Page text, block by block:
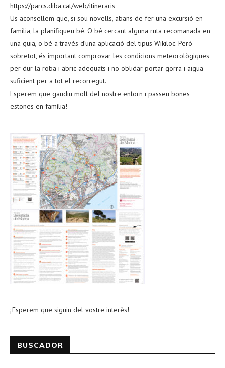
https://parcs.diba.cat/web/itineraris
Us aconsellem que, si sou novells, abans de fer una excursió en
família, la planifiqueu bé. O bé cercant alguna ruta recomanada en
una guia, o bé a través d’una aplicació del tipus Wikiloc. Però
sobretot, és important comprovar les condicions meteorològiques
per dur la roba i abric adequats i no oblidar portar gorra i aigua
suficient per a tot el recorregut.
Esperem que gaudiu molt del nostre entorn i passeu bones
estones en família!
¡Esperem que siguin del vostre interès!
BUSCADOR